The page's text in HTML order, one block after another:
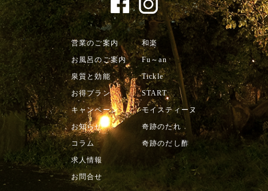
営業のご案内
お風呂のご案内
泉質と効能
お得プラン
キャンペーン
お知らせ
コラム
求人情報
お問合せ
和楽
Fu～an
Tickle
START
モイスティーヌ
奇跡のたれ
奇跡のだし酢